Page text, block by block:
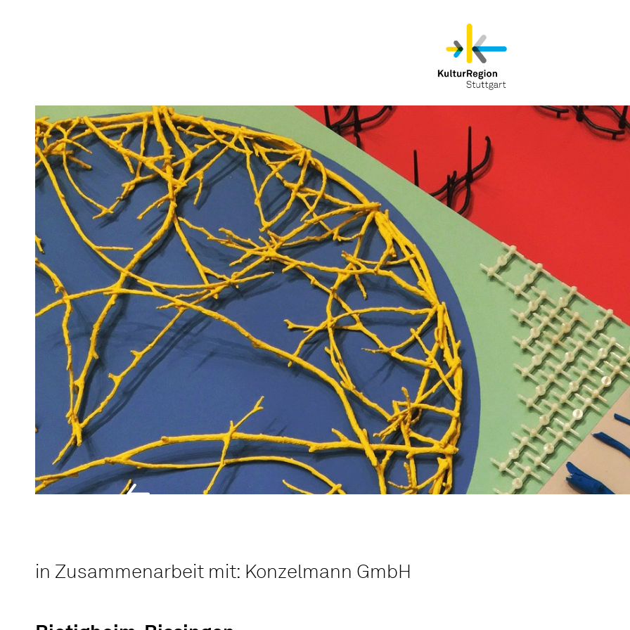
in Zusammenarbeit mit: Konzelmann GmbH